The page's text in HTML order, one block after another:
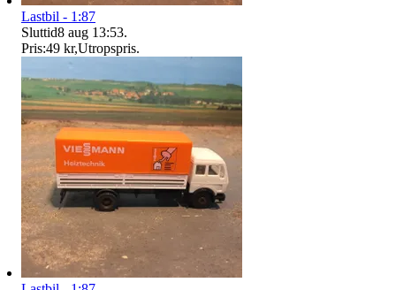
Lastbil - 1:87
Sluttid8 aug 13:53.
Pris:49 kr,Utropspris.